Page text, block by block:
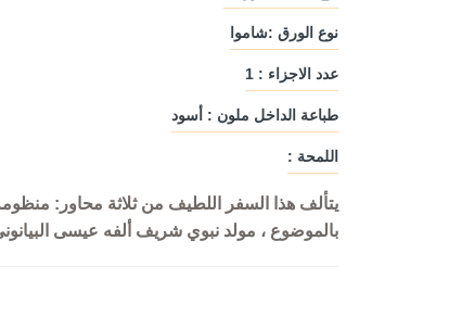
نوع الورق :شاموا
عدد الاجزاء : 1
طباعة الداخل ملون : أسود
اللمحة :
يتألف هذا السفر اللطيف من ثلاثة محاور:
بالموضوع ، مولد نبوي شريف ألفه عيسى
السواقي البيضاء تقنية الهجوم